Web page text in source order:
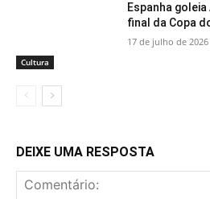
Cultura
Espanha
final da Copa
17 de julho de 2026
DEIXE UMA RESPOSTA